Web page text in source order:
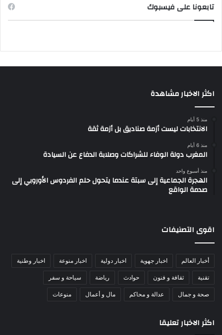
تابعونا على فيسبوك
اكثر الاخبار مشاهدة
منذ 5 أيام
الانتخابات ليست أزمة صناديق بل أزمة ثقة
منذ 6 أيام
المغرب دولة الوفاء للشراكات وصلابة الدفاع عن السيادة
منذ أسبوع واحد
الهجرة الجماعية إلى سبتة عندما يتحول حلم الفردوس الأوروبي إلى
صدمة الواقع
اقوى التصنيفات
أخبار العالم اخبار جهوية اخبار دولية اخبار منوعة اخبار وطنية
تقنية ثقافة و فنون حوادث رياضة سياحة و سفر
صحة و جمال عدالة و محاكم مال و أعمال منوعات
اكثر الاخبار تعليقا